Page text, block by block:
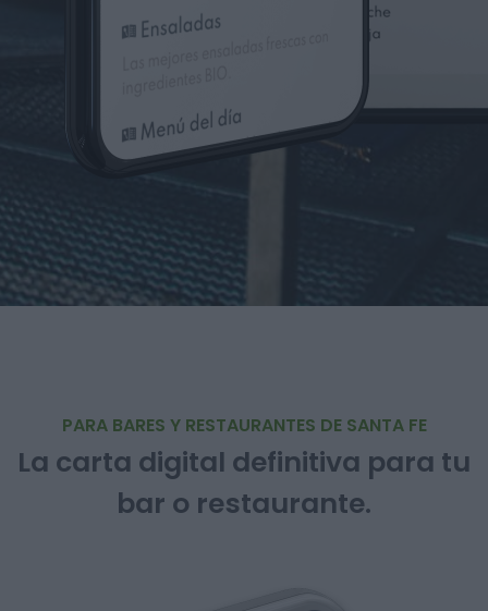
PARA BARES Y RESTAURANTES DE SANTA FE
La carta digital definitiva para tu
bar o restaurante.